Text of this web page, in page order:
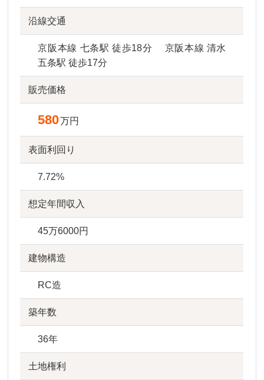
沿線交通
京阪本線 七条駅 徒歩18分 京阪本線 清水
五条駅 徒歩17分
販売価格
580 万円
表面利回り
7.72%
想定年間収入
45万6000円
建物構造
RC造
築年数
36年
土地権利